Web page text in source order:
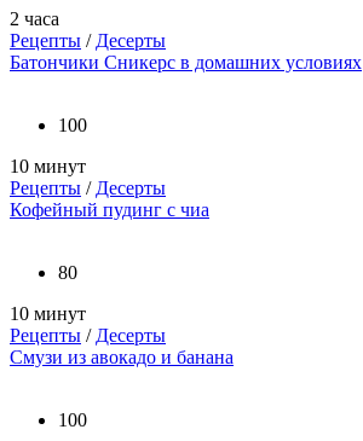
2 часа
Рецепты / Десерты
Батончики Сникерс в домашних условиях
100
10 минут
Рецепты / Десерты
Кофейный пудинг с чиа
80
10 минут
Рецепты / Десерты
Смузи из авокадо и банана
100